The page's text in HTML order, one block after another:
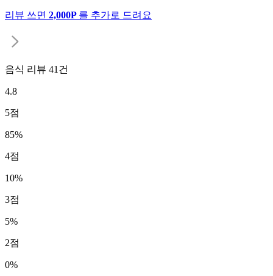
리뷰 쓰면 2,000P 를 추가로 드려요
음식 리뷰 41 건
4.8
5점
85%
4점
10%
3점
5%
2점
0%